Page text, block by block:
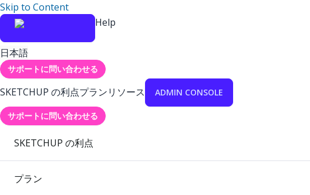
Skip to Content
Help
日本語
サポートに問い合わせる
SKETCHUP の利点プランリソース ADMIN CONSOLE
サポートに問い合わせる
SKETCHUP の利点
プラン